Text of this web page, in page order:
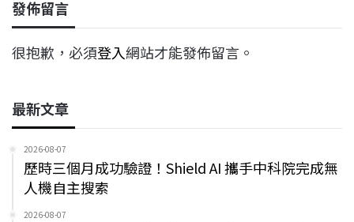
發佈留言
很抱歉，必須登入網站才能發佈留言。
最新文章
2026-08-07
歷時三個月成功驗證！Shield AI 攜手中科院完成無
人機自主搜索
2026-08-07